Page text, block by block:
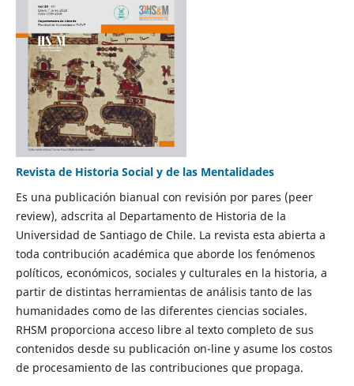
Revista de Historia Social y de las Mentalidades
Es una publicación bianual con revisión por pares (peer
review), adscrita al Departamento de Historia de la
Universidad de Santiago de Chile. La revista esta abierta a
toda contribución académica que aborde los fenómenos
políticos, económicos, sociales y culturales en la historia, a
partir de distintas herramientas de análisis tanto de las
humanidades como de las diferentes ciencias sociales.
RHSM proporciona acceso libre al texto completo de sus
contenidos desde su publicación on-line y asume los costos
de procesamiento de las contribuciones que propaga.